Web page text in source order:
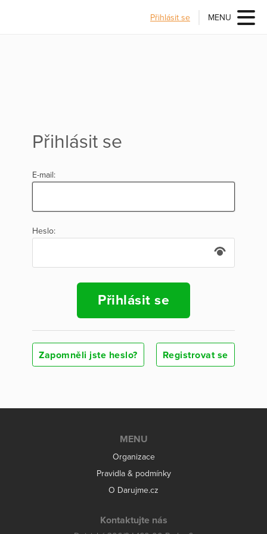
Přihlásit se MENU
Přihlásit se
E-mail:
Heslo:
Přihlásit se
Zapomněli jste heslo? Registrovat se
MENU
Organizace
Pravidla & podmínky
O Darujme.cz
Kontaktujte nás